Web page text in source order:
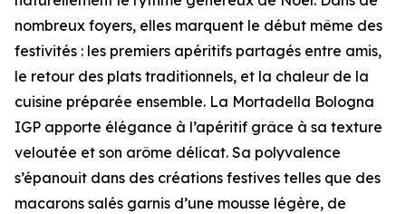
nombreux foyers, elles marquent le début même des
festivités : les premiers apéritifs partagés entre amis,
le retour des plats traditionnels, et la chaleur de la
cuisine préparée ensemble. La Mortadella Bologna
IGP apporte élégance à l’apéritif grâce à sa texture
veloutée et son arôme délicat. Sa polyvalence
s’épanouit dans des créations festives telles que des
macarons salés garnis d’une mousse légère, de